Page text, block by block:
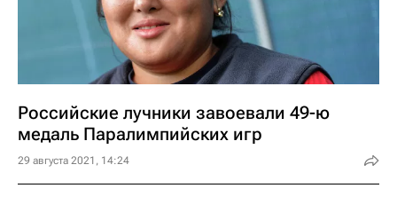
Российские лучники завоевали 49-ю
медаль Паралимпийских игр
29 августа 2021, 14:24